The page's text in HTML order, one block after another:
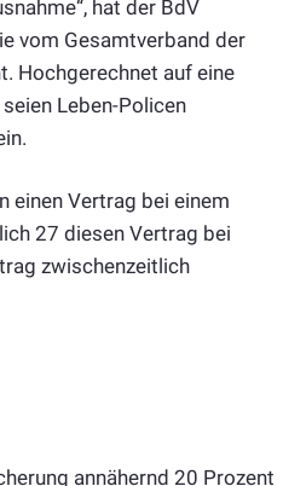
hat der BdV
vom Gesamtverband der
Hochgerechnet auf eine
Leben-Policen
einen Vertrag bei einem
27 diesen Vertrag bei
zwischenzeitlich
annähernd 20 Prozent